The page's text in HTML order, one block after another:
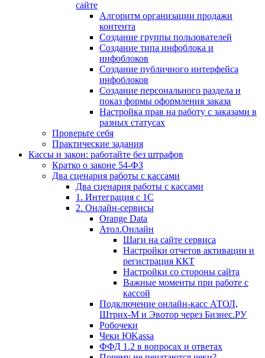
сайте
Алгоритм организации продажи
контента
Создание группы пользователей
Создание типа инфоблока и
инфоблоков
Создание публичного интерфейса
инфоблоков
Создание персонального раздела и
показ формы оформления заказа
Настройка прав на работу с заказами в
разных статусах
Проверьте себя
Практические задания
Кассы и закон: работайте без штрафов
Кратко о законе 54-ФЗ
Два сценария работы с кассами
Два сценария работы с кассами
1. Интеграция с 1С
2. Онлайн-сервисы
Orange Data
Атол.Онлайн
Шаги на сайте сервиса
Настройки отчетов активации и
регистрация ККТ
Настройки со стороны сайта
Важные моменты при работе с
кассой
Подключение онлайн-касс АТОЛ,
Штрих-М и Эвотор через Бизнес.РУ
Робочеки
Чеки ЮKassa
ФФД 1.2 в вопросах и ответах